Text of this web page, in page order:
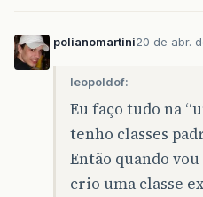
polianomartini20 de abr.
leopoldof:
Eu faço tudo na
tenho classes
Então quando
crio uma classe